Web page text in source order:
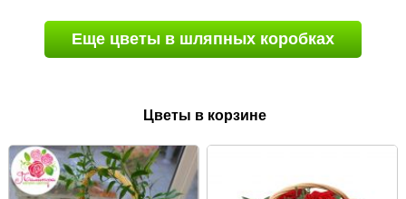
Еще цветы в шляпных коробках
Цветы в корзине